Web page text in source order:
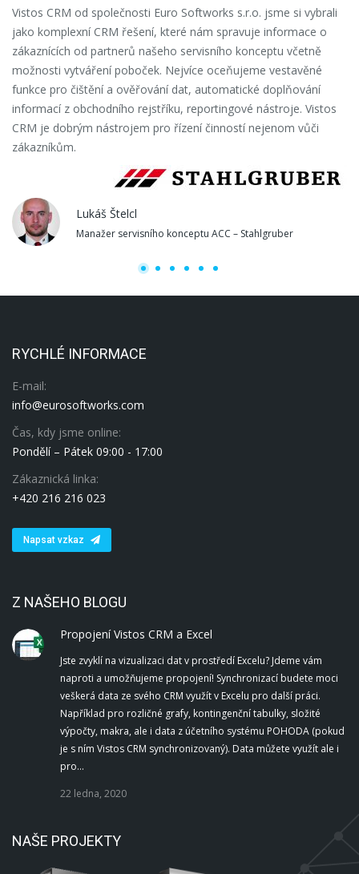
Vistos CRM od společnosti Euro Softworks s.r.o. jsme si vybrali
jako komplexní CRM řešení, které nám spravuje informace o
zákaznících od partnerů našeho servisního konceptu včetně
možnosti vytváření poboček. Nejvíce oceňujeme vestavěné
funkce pro čištění a ověřování dat, automatické doplňování
informací z obchodního rejstříku, reportingové nástroje. Vistos
CRM je dobrým nástrojem pro řízení činností nejenom vůči
zákazníkům.
Lukáš Štelcl
Manažer servisního konceptu ACC – Stahlgruber
RYCHLÉ INFORMACE
E-mail:
info@eurosoftworks.com
Čas, kdy jsme online:
Pondělí – Pátek 09:00 - 17:00
Zákaznická linka:
+420 216 216 023
Napsat vzkaz
Z NAŠEHO BLOGU
Propojení Vistos CRM a Excel
Jste zvyklí na vizualizaci dat v prostředí Excelu? Jdeme vám
naproti a umožňujeme propojení! Synchronizací budete moci
veškerá data ze svého CRM využít v Excelu pro další práci.
Například pro rozličné grafy, kontingenční tabulky, složité
výpočty, makra, ale i data z účetního systému POHODA (pokud
je s ním Vistos CRM synchronizovaný). Data můžete využít ale i
pro…
22 ledna, 2020
NAŠE PROJEKTY